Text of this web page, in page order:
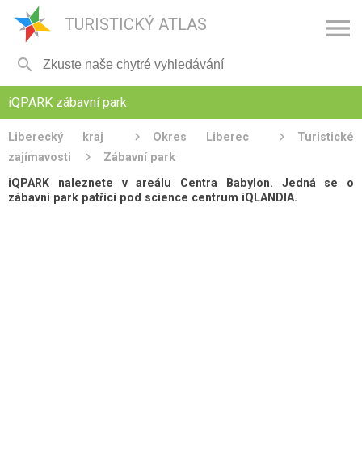
TURISTICKÝ ATLAS 

iQPARK zábavní park
Liberecký kraj Okres Liberec
Turistické
zajímavosti
Zábavní park
iQPARK naleznete v areálu Centra Babylon. Jedná se o
zábavní park patřící pod science centrum iQLANDIA.